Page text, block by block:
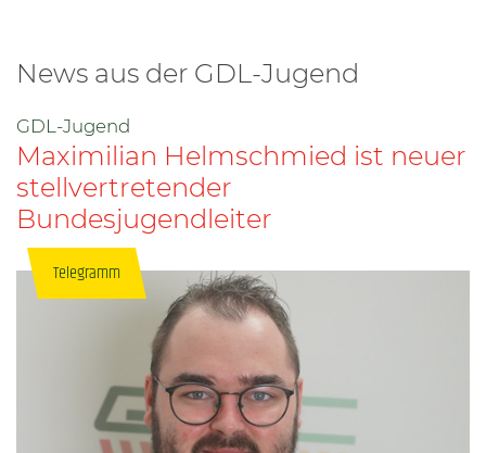
News aus der GDL-Jugend
Telegramm
GDL-Jugend
Maximilian Helmschmied ist neuer
stellvertretender
Bundesjugendleiter